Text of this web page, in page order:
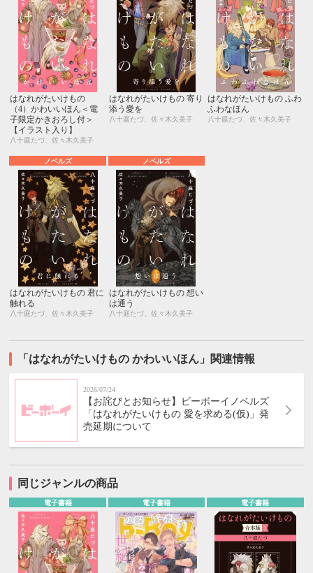
はなれがたいけもの
（4）かわいいほん＜電
子限定かきおろし付＞
【イラスト入り】
八十庭たづ、佐々木久美子
はなれがたいけもの 寄り
添う愛を
八十庭たづ、佐々木久美子
はなれがたいけもの ふわ
ふわなほん
八十庭たづ、佐々木久美子
ノベルズ
はなれがたいけもの 君に
触れる
八十庭たづ、佐々木久美子
ノベルズ
はなれがたいけもの 想い
は通う
八十庭たづ、佐々木久美子
「はなれがたいけもの かわいいほん」関連情報
2026/07/24
【お詫びとお知らせ】ビーボーイノベルズ
「はなれがたいけもの 愛を求める(仮)」発
売延期について
同じジャンルの商品
電子書籍 電子書籍 電子書籍